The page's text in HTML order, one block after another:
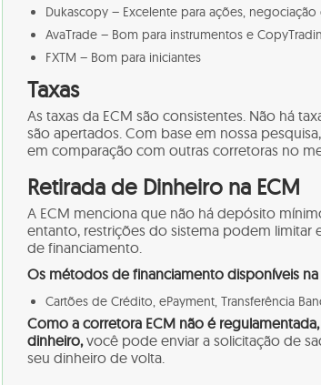
Dukascopy – Excelente para ações,
AvaTrade – Bom para instrumentos e
FXTM – Bom para iniciantes
Taxas
As taxas da ECM são consistentes. Não há
são apertados. Com base em nossa
em comparação com outras corretoras no
Retirada de Dinheiro na ECM
A ECM menciona que não há depósito
entanto, restrições do sistema podem limitar
de financiamento.
Os métodos de financiamento disponíveis na
Cartões de Crédito, ePayment, Transferência
Como a corretora ECM não é
dinheiro,você pode enviar a solicitação de
seu dinheiro de volta.